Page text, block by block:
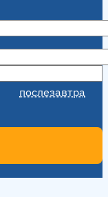
послезавтра